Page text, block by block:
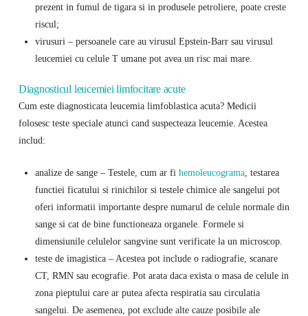
prezent in fumul de tigara si in produsele petroliere, poate creste
riscul;
virusuri – persoanele care au virusul Epstein-Barr sau virusul
leucemiei cu celule T umane pot avea un risc mai mare.
Diagnosticul leucemiei limfocitare acute
Cum este diagnosticata leucemia limfoblastica acuta? Medicii
folosesc teste speciale atunci cand suspecteaza leucemie. Acestea
includ:
analize de sange – Testele, cum ar fi hemoleucograma, testarea
functiei ficatului si rinichilor si testele chimice ale sangelui pot
oferi informatii importante despre numarul de celule normale din
sange si cat de bine functioneaza organele. Formele si
dimensiunile celulelor sangvine sunt verificate la un microscop.
teste de imagistica – Acestea pot include o radiografie, scanare
CT, RMN sau ecografie. Pot arata daca exista o masa de celule in
zona pieptului care ar putea afecta respiratia sau circulatia
sangelui. De asemenea, pot exclude alte cauze posibile ale